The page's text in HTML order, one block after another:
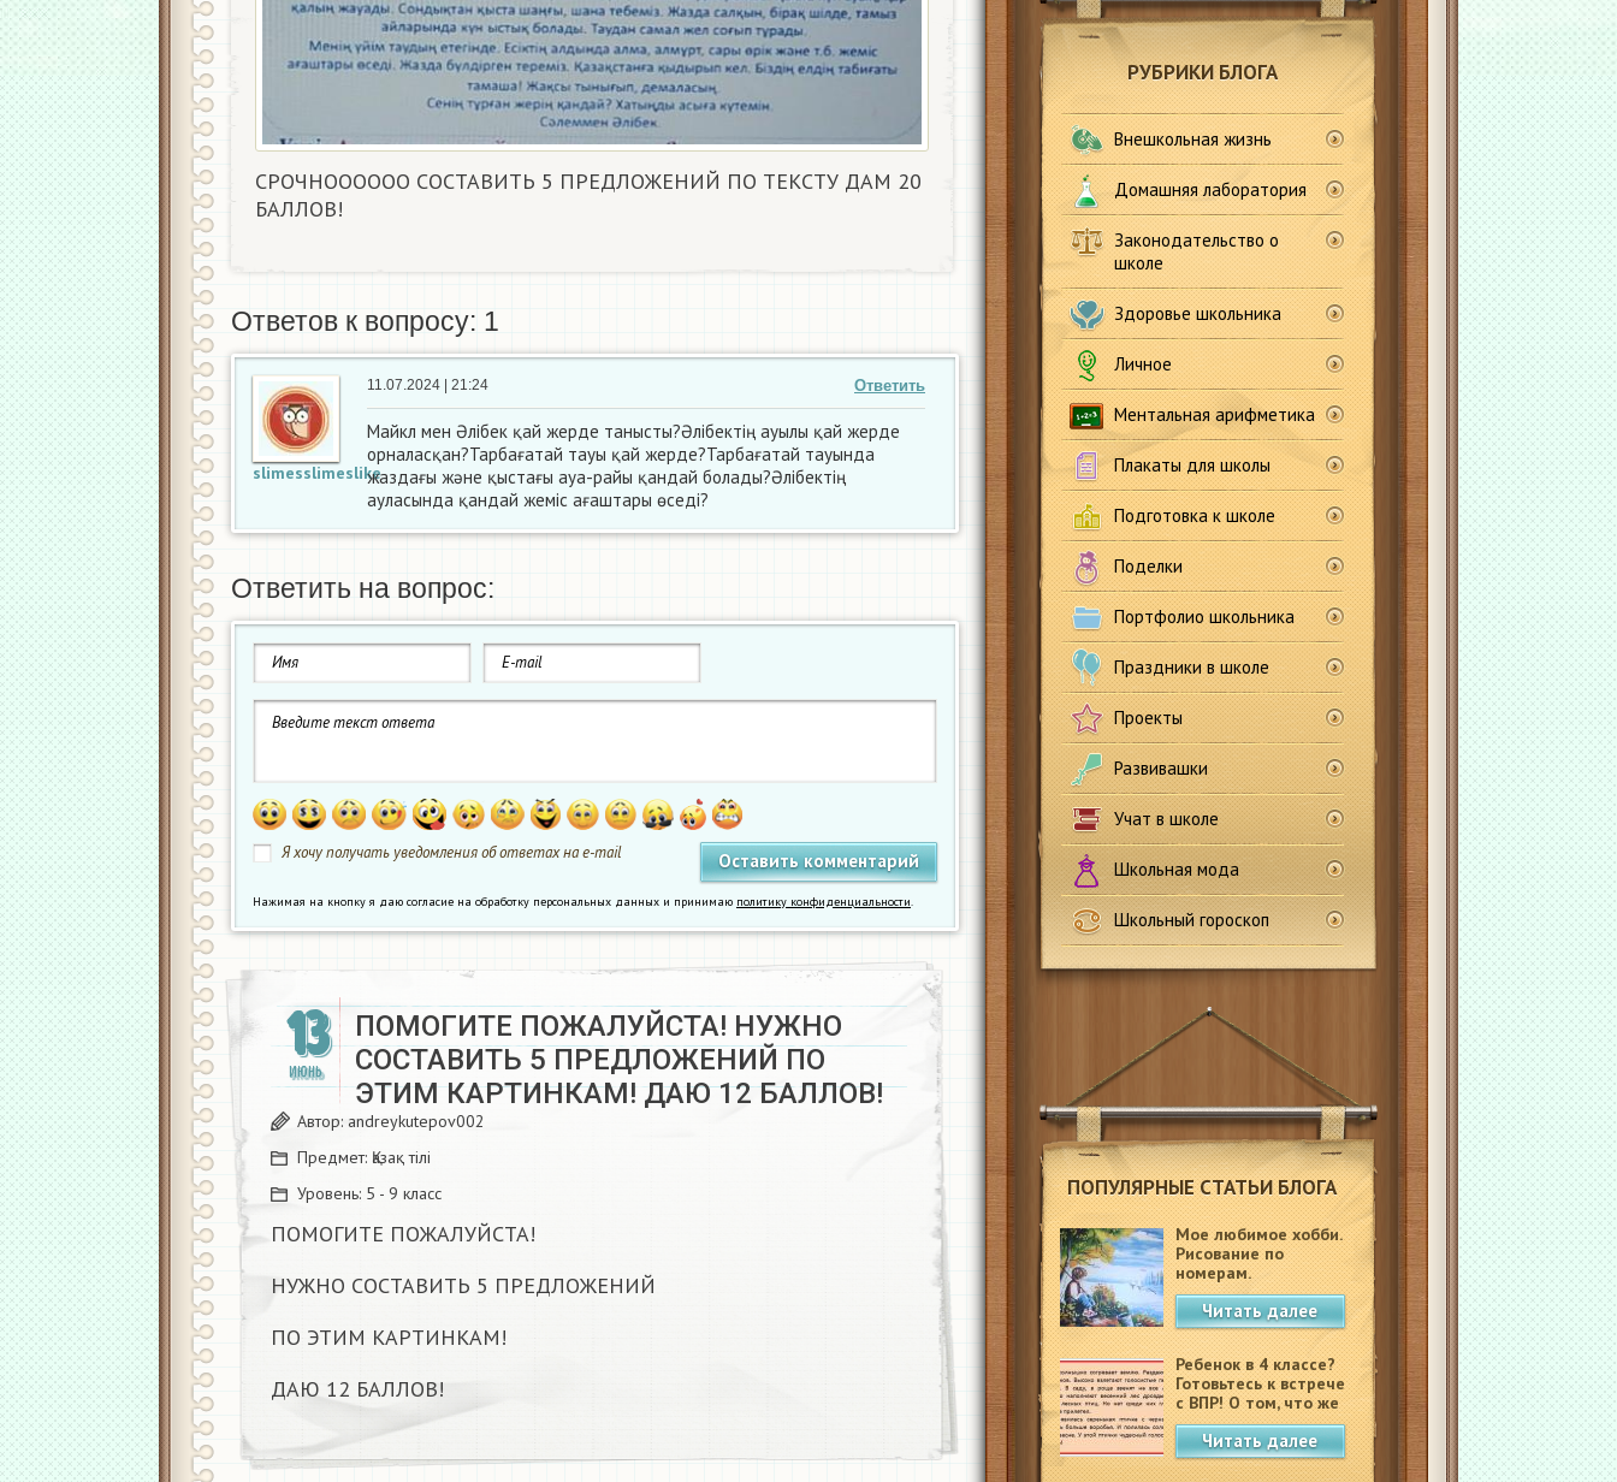
РУБРИКИ БЛОГА
Внешкольная жизнь
Домашняя лаборатория
Законодательство о
школе
Здоровье школьника
Личное
Ментальная арифметика
Плакаты для школы
Подготовка к школе
Поделки
Портфолио школьника
Праздники в школе
Проекты
Развивашки
Учат в школе
Школьная мода
Школьный гороскоп
ПОПУЛЯРНЫЕ СТАТЬИ БЛОГА
Мое любимое хобби.
Рисование по
номерам.
Читать далее
Ребенок в 4 классе?
Готовьтесь к встрече
с ВПР! О том, что же
это такое.
Читать далее
СРОЧНОООООО СОСТАВИТЬ 5 ПРЕДЛОЖЕНИЙ ПО ТЕКСТУ ДАМ 20
БАЛЛОВ!​
Ответов к вопросу: 1
slimesslimeslike
Ответить
11.07.2024 | 21:24
Майкл мен Әлібек қай жерде танысты?Әлібектің ауылы қай жерде
орналасқан?Тарбағатай тауы қай жерде?Тарбағатай тауында
жаздағы және қыстағы ауа-райы қандай болады?Әлібектің
ауласында қандай жеміс ағаштары өседі?
Ответить на вопрос:
Я хочу получать уведомления об ответах на e-mail
Нажимая на кнопку я даю согласие на обработку персональных данных и принимаю политику конфиденциальности.
13
ИЮНЬ
ПОМОГИТЕ ПОЖАЛУЙСТА! НУЖНО
СОСТАВИТЬ 5 ПРЕДЛОЖЕНИЙ ПО
ЭТИМ КАРТИНКАМ! ДАЮ 12 БАЛЛОВ!
Автор: andreykutepov002
Предмет: Қазақ тiлi
Уровень: 5 - 9 класс
ПОМОГИТЕ ПОЖАЛУЙСТА!
НУЖНО СОСТАВИТЬ 5 ПРЕДЛОЖЕНИЙ
ПО ЭТИМ КАРТИНКАМ!
ДАЮ 12 БАЛЛОВ!